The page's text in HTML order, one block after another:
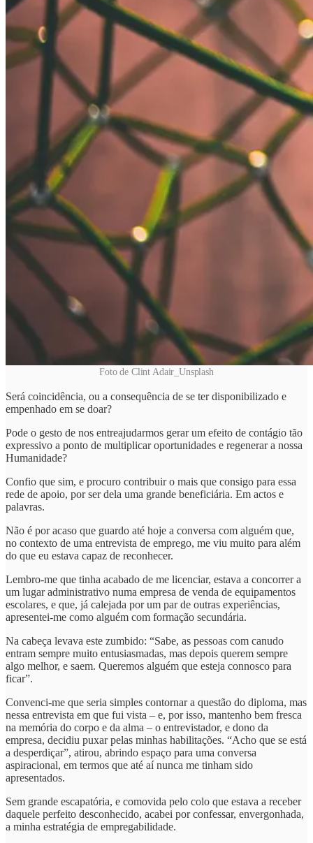
Foto de Clint Adair_Unsplash
Será coincidência, ou a consequência de se ter disponibilizado e
empenhado em se doar?
Pode o gesto de nos entreajudarmos gerar um efeito de contágio tão
expressivo a ponto de multiplicar oportunidades e regenerar a nossa
Humanidade?
Confio que sim, e procuro contribuir o mais que consigo para essa
rede de apoio, por ser dela uma grande beneficiária. Em actos e
palavras.
Não é por acaso que guardo até hoje a conversa com alguém que,
no contexto de uma entrevista de emprego, me viu muito para além
do que eu estava capaz de reconhecer.
Lembro-me que tinha acabado de me licenciar, estava a concorrer a
um lugar administrativo numa empresa de venda de equipamentos
escolares, e que, já calejada por um par de outras experiências,
apresentei-me como alguém com formação secundária.
Na cabeça levava este zumbido: “Sabe, as pessoas com canudo
entram sempre muito entusiasmadas, mas depois querem sempre
algo melhor, e saem. Queremos alguém que esteja connosco para
ficar”.
Convenci-me que seria simples contornar a questão do diploma, mas
nessa entrevista em que fui vista – e, por isso, mantenho bem fresca
na memória do corpo e da alma – o entrevistador, e dono da
empresa, decidiu puxar pelas minhas habilitações. “Acho que se está
a desperdiçar”, atirou, abrindo espaço para uma conversa
aspiracional, em termos que até aí nunca me tinham sido
apresentados.
Sem grande escapatória, e comovida pelo colo que estava a receber
daquele perfeito desconhecido, acabei por confessar, envergonhada,
a minha estratégia de empregabilidade.